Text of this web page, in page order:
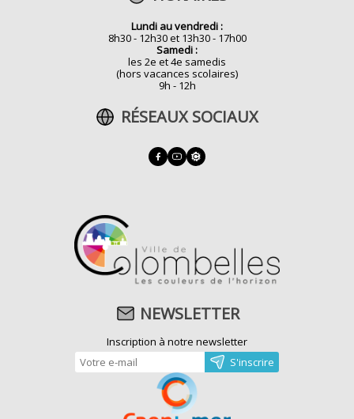
Lundi au vendredi :
8h30 - 12h30 et 13h30 - 17h00
Samedi :
les 2e et 4e samedis
(hors vacances scolaires)
9h - 12h
RÉSEAUX SOCIAUX
NEWSLETTER
Inscription à notre newsletter